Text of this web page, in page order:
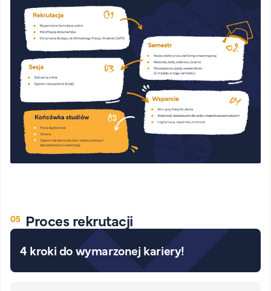
Proces rekrutacji
4 kroki do wymarzonej kariery!